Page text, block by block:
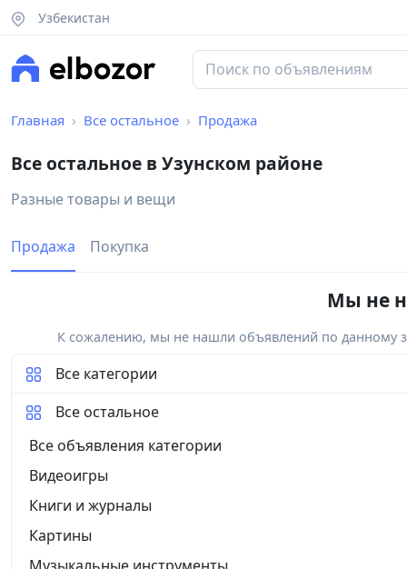
Узбекистан
Главная Все остальное Продажа
Все остальное в Узунском районе
Разные товары и вещи
Продажа Покупка
Мы не
К сожалению, мы не нашли объявлений по данному
Все категории
Все остальное
Все объявления категории
Видеоигры
Книги и журналы
Картины